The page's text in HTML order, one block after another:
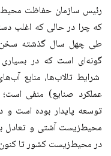
رئیس سازمان حفاظت
که چرا در حالی که اغلب
طی چهل سال گذشته سخن
گونه‌ای است که در
شرایط تالاب‌ها، منابع
عملکرد صنایع) منفی
توسعه پایدار بوده است
محیط‌زیست آشتی و تعادل
در محیط‌زیست کشور تا